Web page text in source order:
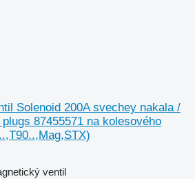
Solenoid 200A svechey nakala /
87455571 na kolesového
ventil